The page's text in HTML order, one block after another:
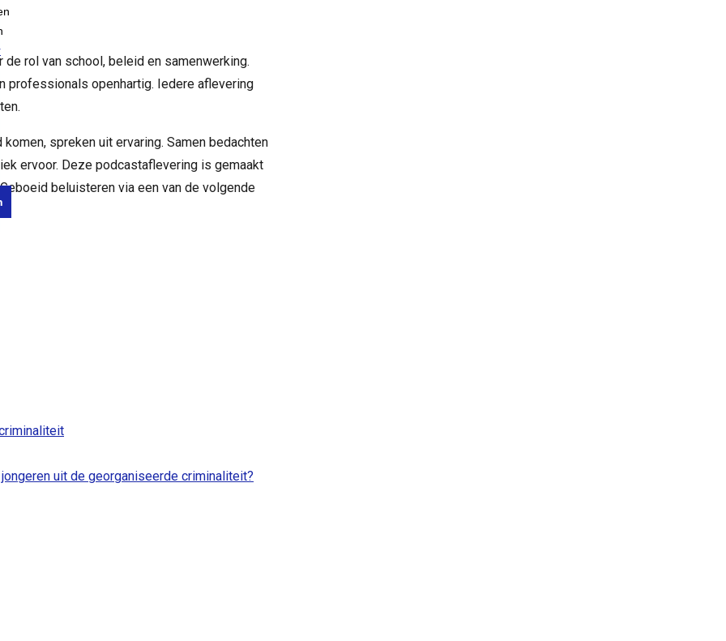
rol van school, beleid en samenwerking.
professionals openhartig. Iedere aflevering
spreken uit ervaring. Samen bedachten
ervoor. Deze podcastaflevering is gemaakt
beluisteren via een van de volgende
uit de georganiseerde criminaliteit?